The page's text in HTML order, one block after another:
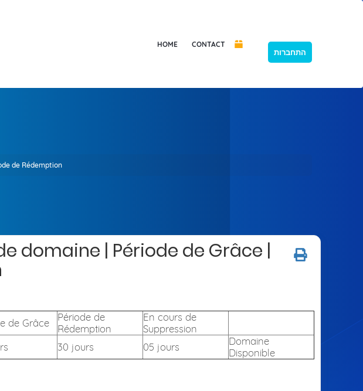
HOME CONTACT
התחברות
de Rédemption
domaine | Période de Grâce |
de Grâce
Période de
Rédemption
En cours de
Suppression
30 jours 05 jours
Domaine
Disponible